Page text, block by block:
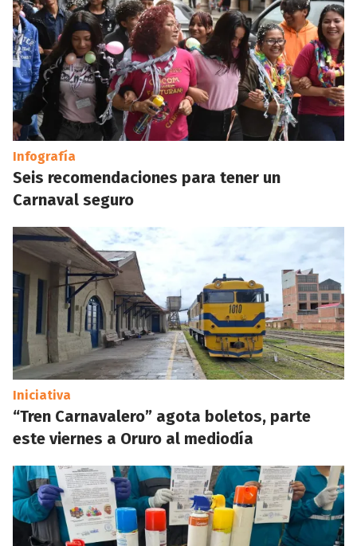
Infografía
Seis recomendaciones para tener un
Carnaval seguro
Iniciativa
“Tren Carnavalero” agota boletos, parte
este viernes a Oruro al mediodía